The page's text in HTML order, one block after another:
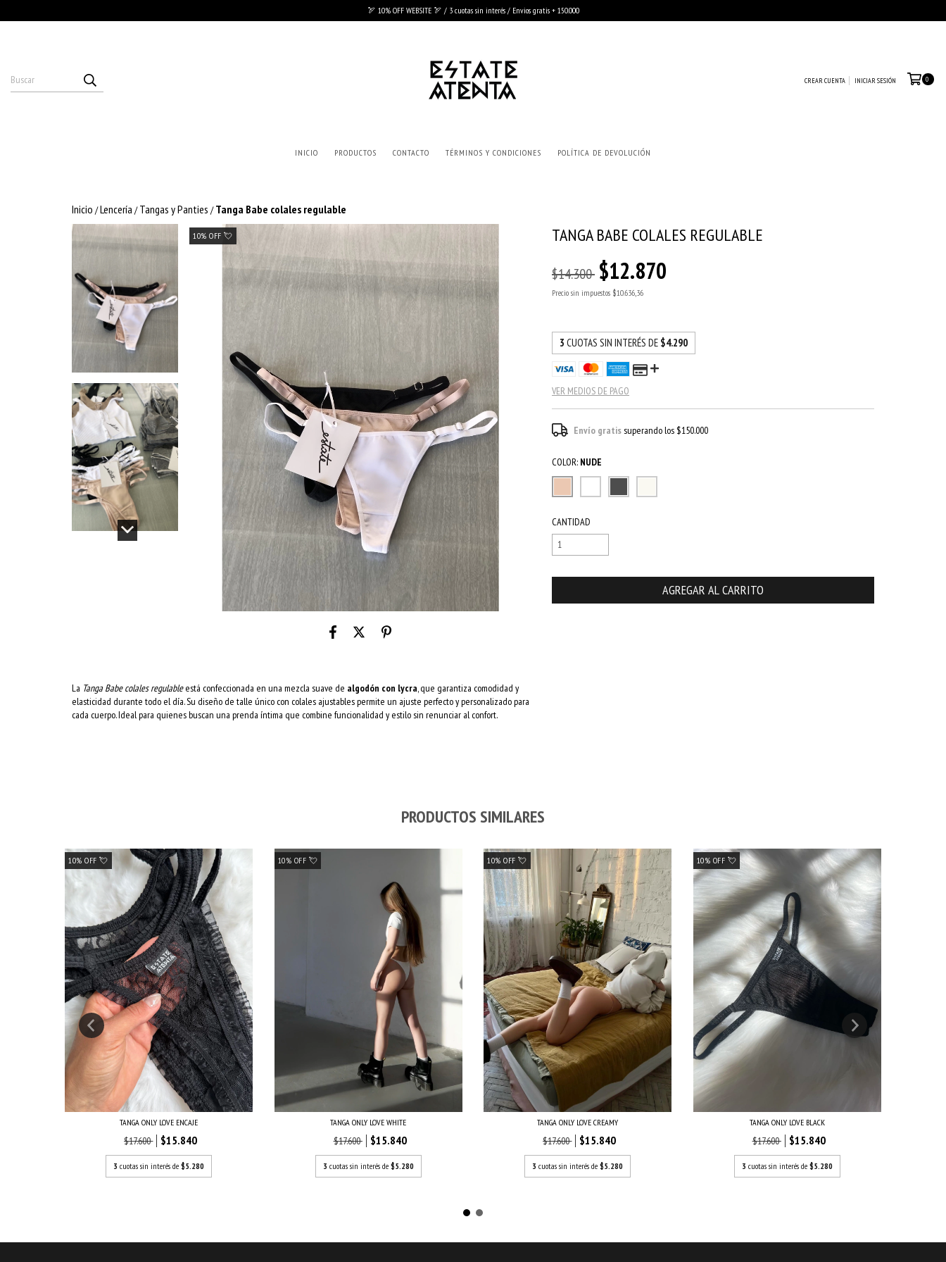
🏹 10% OFF WEBSITE 🏹 / 3 cuotas sin interés / Envios gratis + 150.000
CREAR CUENTA INICIAR SESIÓN 0
INICIO PRODUCTOS CONTACTO TÉRMINOS Y CONDICIONES POLÍTICA DE DEVOLUCIÓN
Inicio /Lencería / Tangas y Panties / Tanga Babe colales regulable
10% OFF 💘
La Tanga Babe colales regulableestá confeccionada en una mezcla suave de algodón con lycra , que garantiza comodidad y
elasticidad durante todo el día. Su diseño de talle único con colales ajustables permite un ajuste perfecto y personalizado para
cada cuerpo. Ideal para quienes buscan una prenda íntima que combine funcionalidad y estilo sin renunciar al confort.
TANGA BABE COLALES REGULABLE
$14.300 $12.870
Precio sin impuestos $10.636,36
3 CUOTAS SIN INTERÉS DE $4.290
VER MEDIOS DE PAGO
Envío gratis superando los $150.000
COLOR: NUDE
CANTIDAD
PRODUCTOS SIMILARES
10% OFF 💘
TANGA ONLY LOVE ENCAJE
$17.600 $15.840
3 cuotas sin interés de$5.280
10% OFF 💘
TANGA ONLY LOVE WHITE
$17.600 $15.840
3 cuotas sin interés de $5.280
10% OFF 💘
TANGA ONLY LOVE CREAMY
$17.600 $15.840
3 cuotas sin interés de$5.280
10% OFF 💘
TANGA ONLY LOVE BLACK
$17.600 $15.840
3 cuotas sin interés de $5.280